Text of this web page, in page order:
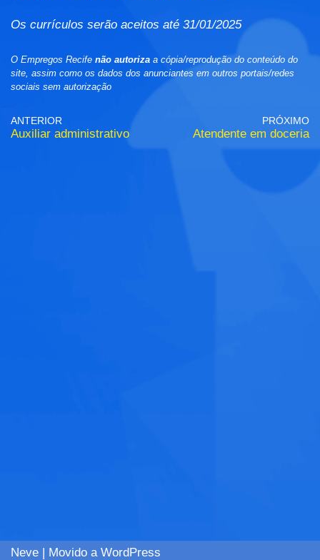
Os currículos serão aceitos até 31/01/2025
O Empregos Recife não autoriza a cópia/reprodução do conteúdo do
site, assim como os dados dos anunciantes em outros portais/redes
sociais sem autorização
ANTERIOR
Auxiliar administrativo
PRÓXIMO
Atendente em doceria
Neve | Movido a WordPress